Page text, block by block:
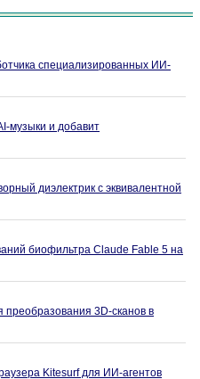
специализированных ИИ-
музыки и добавит
диэлектрик с эквивалентной
биофильтра Claude Fable 5 на
3D-сканов в
Kitesurf для ИИ-агентов